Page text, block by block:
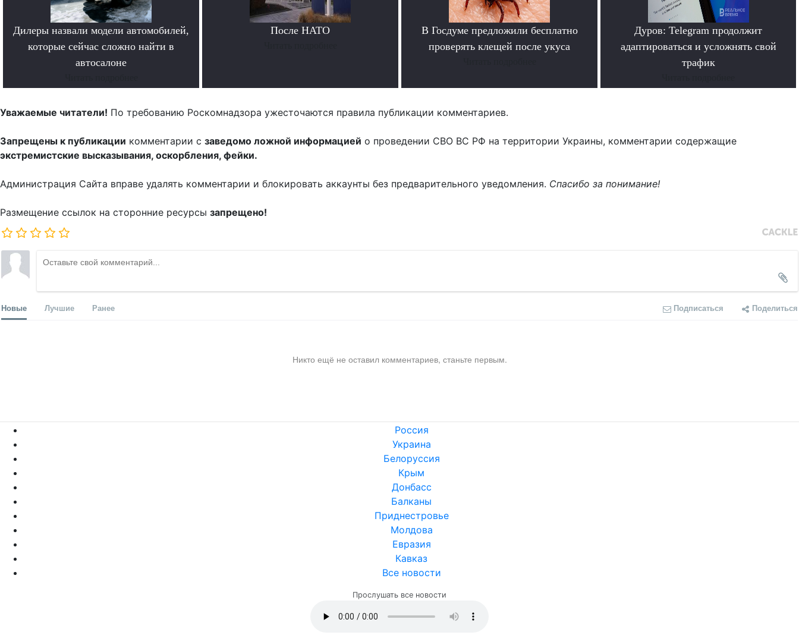
Дилеры назвали модели автомобилей,
которые сейчас сложно найти в
автосалоне
После НАТО
В Госдуме предложили бесплатно
проверять клещей после укуса
Дуров: Telegram продолжит
адаптироваться и усложнять свой
трафик
Уважаемые читатели! По требованию Роскомнадзора ужесточаются правила публикации комментариев.
Запрещены к публикации комментарии с заведомо ложной информацией о проведении СВО ВС РФ на территории Украины, комментарии содержащие
экстремистские высказывания, оскорбления, фейки.
Администрация Сайта вправе удалять комментарии и блокировать аккаунты без предварительного уведомления. Спасибо за понимание!
Размещение ссылок на сторонние ресурсы запрещено!
Новые Лучшие Ранее Подписаться Поделиться
Никто ещё не оставил комментариев, станьте первым.
Россия
Украина
Белоруссия
Крым
Донбасс
Балканы
Приднестровье
Молдова
Евразия
Кавказ
Все новости
Прослушать все новости